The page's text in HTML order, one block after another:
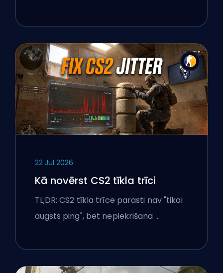
22 Jul 2026
Kā novērst CS2 tīkla trīci
TL;DR: CS2 tīkla trīce parasti nav "tikai
augsts ping", bet nepiekrišana …